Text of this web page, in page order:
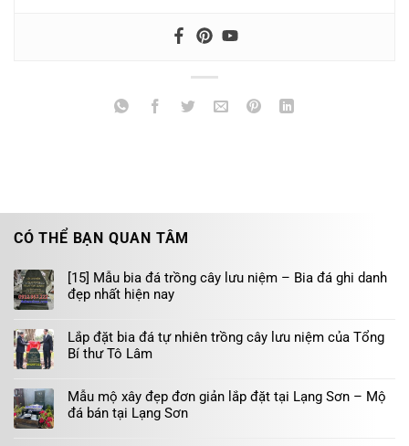
CÓ THỂ BẠN QUAN TÂM
[15] Mẫu bia đá trồng cây lưu niệm – Bia đá ghi danh
đẹp nhất hiện nay
Lắp đặt bia đá tự nhiên trồng cây lưu niệm của Tổng
Bí thư Tô Lâm
Mẫu mộ xây đẹp đơn giản lắp đặt tại Lạng Sơn – Mộ
đá bán tại Lạng Sơn